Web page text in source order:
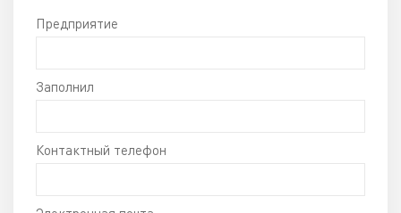
Предприятие
Заполнил
Контактный телефон